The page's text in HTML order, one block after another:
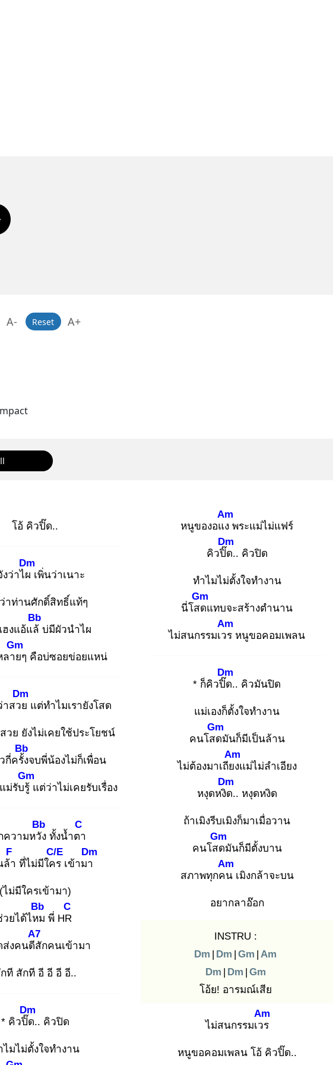
A- Reset A+
โอ้ คิวปิ๊ด..
งว่าไผ
Dm
เพิ่นว่าเนาะ
าท่านศักดิ์สิทธิ์แท้ๆ
ฮงแอ้แล้
Bb
บ่มีผัวนำไผ
ลาย
Gm
ๆ คือบ่ซอยข่อยแหน่
สวย
Dm
แต่ทำไมเรายังโสด
วย ยังไม่เคยใช้ประโยชน์
กี่ครั้ง
Bb
จบพี่น้องไม่ก็เพื่อน
ม่รับรู้
Gm
แต่ว่าไม่เคยรับเรื่อง
ความหวัง
Bb
ทั้งน้ำตา
C
ล้า
F
ที่ไม่มีใคร
C/E
เข้ามา
Dm
(ไม่มีใครเข้ามา)
วยได้ไหม
Bb
พี่ HR
C
ส่งคนดีสั
A7
กคนเข้ามา
ที สักที อี อี อี อี..
* คิวปิ๊ด
Dm
.. คิวปิด
ไมไม่ตั้งใจทำงาน
หนูของอแง
Am
พระแม่ไม่แฟร์
คิวปิ๊ด
Dm
.. คิวปิด
ทำไมไม่ตั้งใจทำงาน
นี่โสด
Gm
แทบจะสร้างตำนาน
ไม่สนกรรมเวร
Am
หนูขอคอมเพลน
* ก็คิวปิ๊ด
Dm
.. คิวมันปิด
แม่เองก็ตั้งใจทำงาน
คนโสด
Gm
มันก็มีเป็นล้าน
ไม่ต้องมาเถียง
Am
แม่ไม่ลำเอียง
หงุดหงิด
Dm
.. หงุดหงิด
ถ้าเมิงรีบเมิงก็มาเมื่อวาน
คนโสด
Gm
มันก็มีตั้งบาน
สภาพทุกคน
Am
เมิงกล้าจะบน
อยากลาอ๊อก
INSTRU :
Dm | Dm | Gm | Am
Dm | Dm | Gm
โอ้ย! อารมณ์เสีย
ไม่สนกรรมเวร
Am
หนูขอคอมเพลน โอ้ คิวปิ๊ด..